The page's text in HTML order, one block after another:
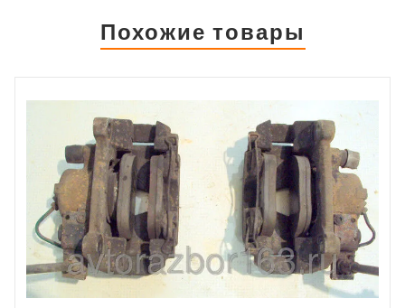
Похожие товары